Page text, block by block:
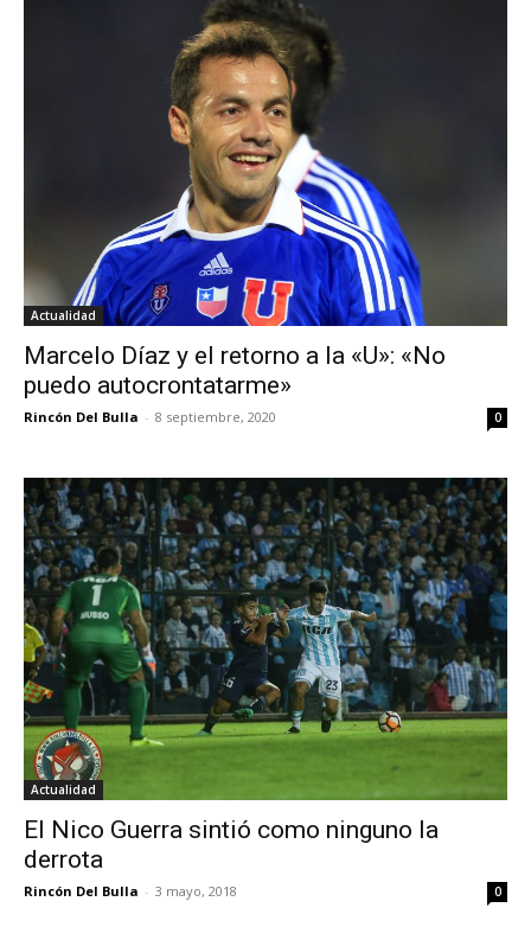
Actualidad
Marcelo Díaz y el retorno a la «U»: «No
puedo autocrontatarme»
Rincón Del Bulla - 8 septiembre, 2020 0
Actualidad
El Nico Guerra sintió como ninguno la
derrota
Rincón Del Bulla - 3 mayo, 2018 0